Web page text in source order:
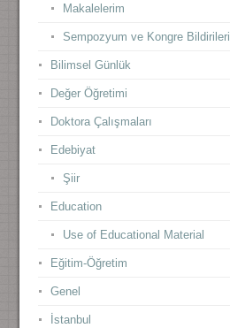
Makalelerim
Sempozyum ve Kongre Bildirileri
Bilimsel Günlük
Değer Öğretimi
Doktora Çalışmaları
Edebiyat
Şiir
Education
Use of Educational Material
Eğitim-Öğretim
Genel
İstanbul